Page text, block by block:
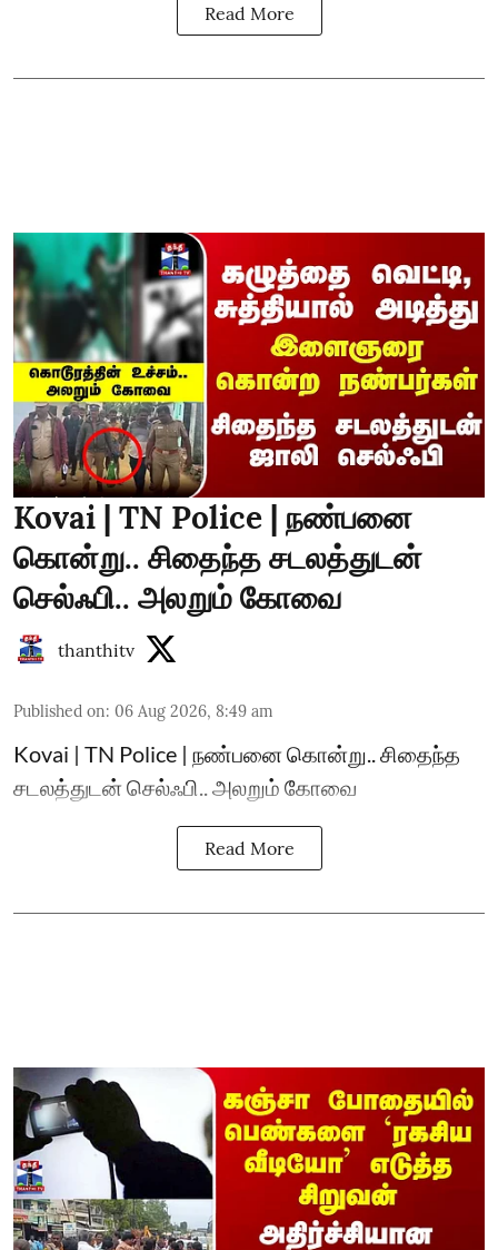
Read More
Kovai | TN Police | நண்பனை
கொன்று.. சிதைந்த சடலத்துடன்
செல்ஃபி.. அலறும் கோவை
thanthitv
Published on: 06 Aug 2026, 8:49 am
Kovai | TN Police | நண்பனை கொன்று.. சிதைந்த
சடலத்துடன் செல்ஃபி.. அலறும் கோவை
Read More